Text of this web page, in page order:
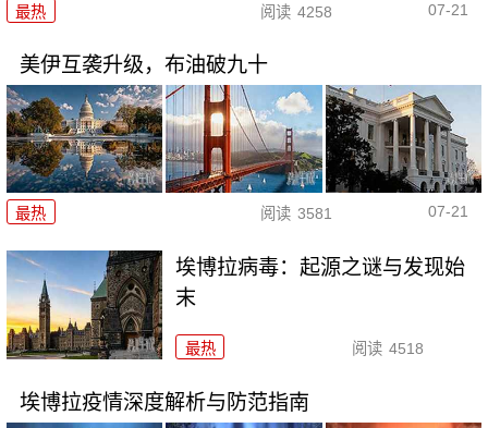
最热 阅读 4258 07-21
美伊互袭升级，布油破九十
最热 阅读 3581 07-21
埃博拉病毒：起源之谜与发现始
末
最热 阅读 4518
埃博拉疫情深度解析与防范指南